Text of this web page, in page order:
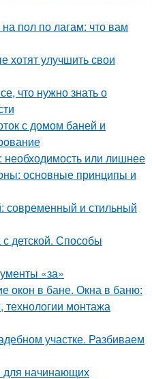
пол по лагам: что вам
хотят улучшить свои
что нужно знать о
с домом баней и
или лишнее
основные принципы и
современный и стильный
детской. Способы
«за»
окон в бане. Окна в баню:
монтажа
участке. Разбиваем
для начинающих